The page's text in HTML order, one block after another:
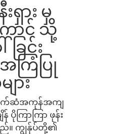
ရှား မှ
ာင် သို့
ခြင်း
ြံပြု
ား
ပိုက်ဆံအကုန်အကျ
ပိုကြာကြာ ဖုန်း
ည်။ ကျွန်ုပ်တို့၏